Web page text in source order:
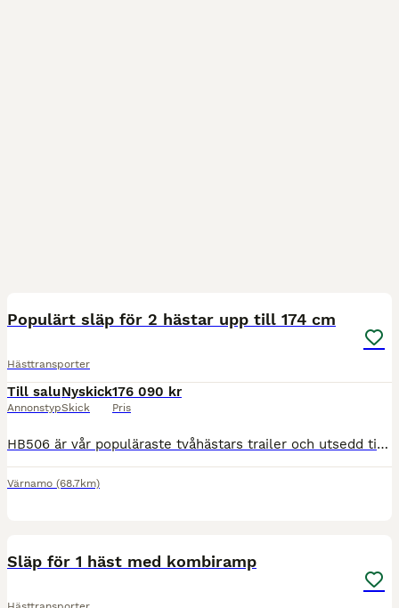
Populärt släp för 2 hästar upp till 174 cm
Hästtransporter
Till salu
Annonstyp
Nyskick
Skick
176 090 kr
Pris
HB506 är vår populäraste tvåhästars trailer och utsedd till Europas finaste hästtransport i den tyska tidningen Cavallos stora trailertest! Du kan välja mellan fronturlastning eller en stor fast sadel
Värnamo (68.7km)
Släp för 1 häst med kombiramp